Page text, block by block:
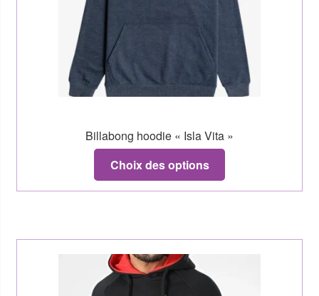
Billabong hoodie « Isla Vita »
Choix des options